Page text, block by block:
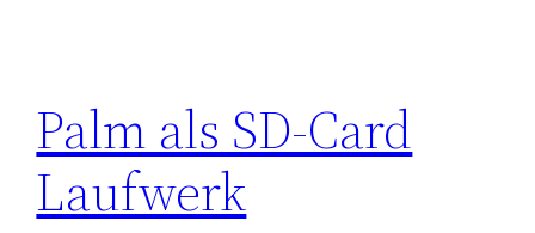
Palm als SD-Card
Laufwerk